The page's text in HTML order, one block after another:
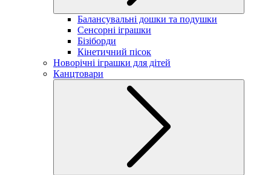
Балансувальні дошки та подушки
Сенсорні іграшки
Бізіборди
Кінетичний пісок
Новорічні іграшки для дітей
Канцтовари